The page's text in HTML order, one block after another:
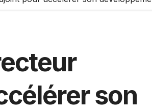
son